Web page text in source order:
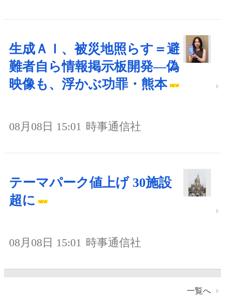
生成ＡＩ、被災地照らす＝避
難者自ら情報掲示板開発―偽
映像も、浮かぶ功罪・熊本
08月08日 15:01 時事通信社
テーマパーク値上げ 30施設
超に
08月08日 15:01 時事通信社
一覧へ